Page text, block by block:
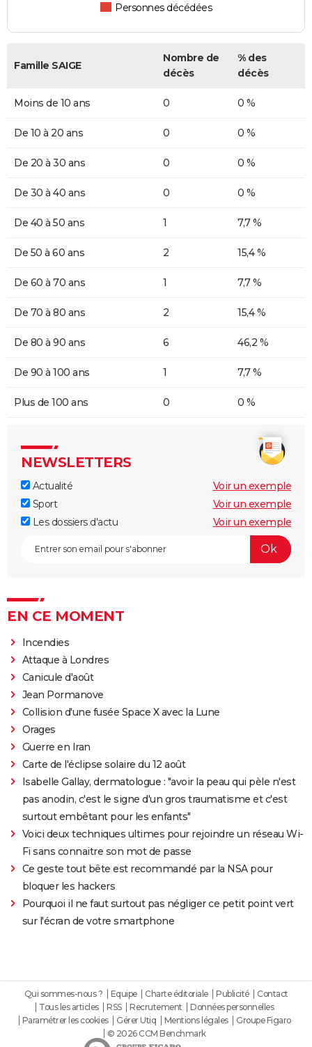
Personnes décédées
Famille SAIGE
Nombre de
décès
% des
décès
Moins de 10 ans 0 0 %
De 10 à 20 ans 0 0 %
De 20 à 30 ans 0 0 %
De 30 à 40 ans 0 0 %
De 40 à 50 ans 1 7,7 %
De 50 à 60 ans 2 15,4 %
De 60 à 70 ans 1 7,7 %
De 70 à 80 ans 2 15,4 %
De 80 à 90 ans 6 46,2 %
De 90 à 100 ans 1 7,7 %
Plus de 100 ans 0 0 %
NEWSLETTERS
Actualité
Voir un exemple
Sport
Voir un exemple
Les dossiers d'actu
Voir un exemple
EN CE MOMENT
Incendies
Attaque à Londres
Canicule d'août
Jean Pormanove
Collision d'une fusée Space X avec la Lune
Orages
Guerre en Iran
Carte de l'éclipse solaire du 12 août
Isabelle Gallay, dermatologue : "avoir la peau qui pèle n'est
pas anodin, c'est le signe d'un gros traumatisme et c'est
surtout embêtant pour les enfants"
Voici deux techniques ultimes pour rejoindre un réseau Wi-
Fi sans connaitre son mot de passe
Ce geste tout bête est recommandé par la NSA pour
bloquer les hackers
Pourquoi il ne faut surtout pas négliger ce petit point vert
sur l'écran de votre smartphone
Qui sommes-nous ? Equipe Charte éditoriale Publicité
Contact
Tous les articles
RSS Recrutement
Données personnelles
Paramétrer les cookies
Gérer Utiq Mentions légales
Groupe Figaro
© 2026 CCM Benchmark